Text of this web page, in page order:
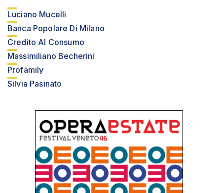
Luciano Mucelli
Banca Popolare Di Milano
Credito Al Consumo
Massimiliano Becherini
Profamily
Silvia Pasinato